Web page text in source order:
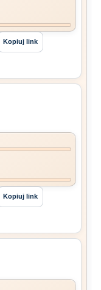
Kopiuj link
Kopiuj link